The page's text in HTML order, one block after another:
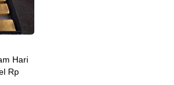
Hari
Rp